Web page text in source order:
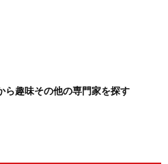
ら趣味その他の専門家を探す